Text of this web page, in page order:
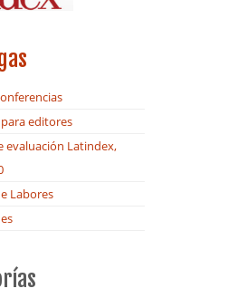
editores
evaluación Latindex,
Labores